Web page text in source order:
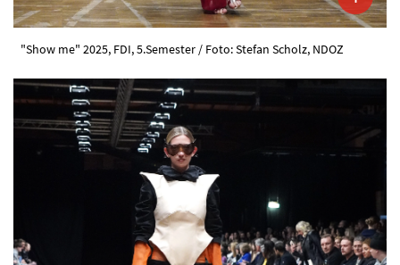
"Show me" 2025, FDI, 5.Semester / Foto: Stefan Scholz, NDOZ